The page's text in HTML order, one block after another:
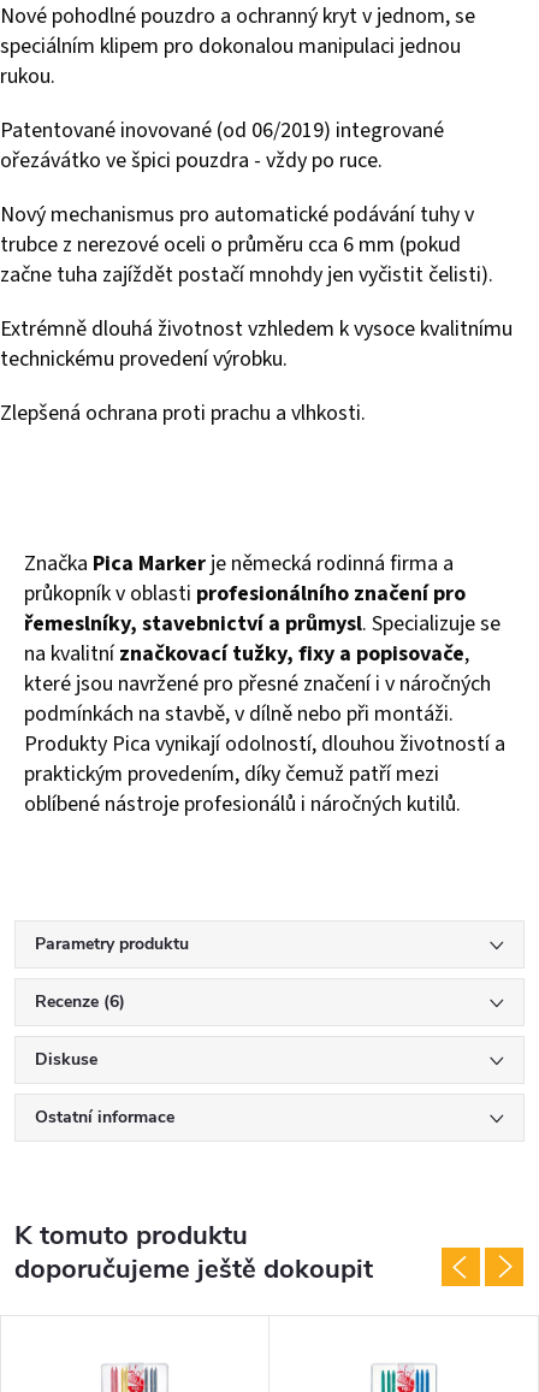
Nové pohodlné pouzdro a ochranný kryt v jednom, se
speciálním klipem pro dokonalou manipulaci jednou
rukou.
Patentované inovované (od 06/2019) integrované
ořezávátko ve špici pouzdra - vždy po ruce.
Nový mechanismus pro automatické podávání tuhy v
trubce z nerezové oceli o průměru cca 6 mm (pokud
začne tuha zajíždět postačí mnohdy jen vyčistit čelisti).
Extrémně dlouhá životnost vzhledem k vysoce kvalitnímu
technickému provedení výrobku.
Zlepšená ochrana proti prachu a vlhkosti.
Značka Pica Marker je německá rodinná firma a
průkopník v oblasti profesionálního značení pro
řemeslníky, stavebnictví a průmysl. Specializuje se
na kvalitníznačkovací tužky, fixy a popisovače,
které jsou navržené pro přesné značení i v náročných
podmínkách na stavbě, v dílně nebo při montáži.
Produkty Pica vynikají odolností, dlouhou životností a
praktickým provedením, díky čemuž patří mezi
oblíbené nástroje profesionálů i náročných kutilů.
Parametry produktu
Recenze (6)
Diskuse
Ostatní informace
K tomuto produktu
doporučujeme ještě dokoupit